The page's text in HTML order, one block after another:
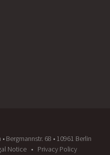
68 • 10961 Berlin
Notice Privacy Policy